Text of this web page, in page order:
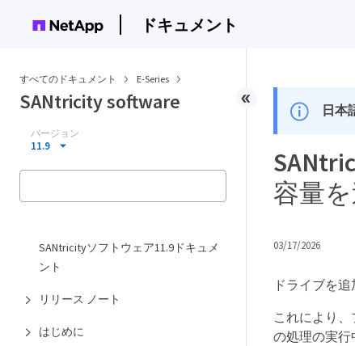
ドキュメント
すべてのドキュメント E-Series
SANtricity software
バージョン
11.9
SANtricityソフトウェア11.9ドキュメ
ント
リリース ノート
はじめに
日本
容量
03/17/2026
ドライブを
これにより
の処理の実行